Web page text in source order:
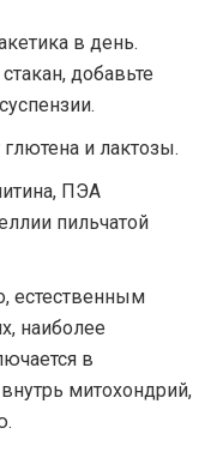
в день.
добавьте
и лактозы.
ПЭА
пильчатой
естественным
наиболее
в
митохондрий,